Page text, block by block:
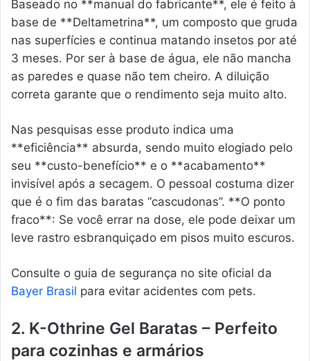
Baseado no **manual do fabricante**, ele é feito à
base de **Deltametrina**, um composto que gruda
nas superfícies e continua matando insetos por até
3 meses. Por ser à base de água, ele não mancha
as paredes e quase não tem cheiro. A diluição
correta garante que o rendimento seja muito alto.
Nas pesquisas esse produto indica uma
**eficiência** absurda, sendo muito elogiado pelo
seu **custo-benefício** e o **acabamento**
invisível após a secagem. O pessoal costuma dizer
que é o fim das baratas “cascudonas”. **O ponto
fraco**: Se você errar na dose, ele pode deixar um
leve rastro esbranquiçado em pisos muito escuros.
Consulte o guia de segurança no site oficial da
Bayer Brasil para evitar acidentes com pets.
2. K-Othrine Gel Baratas – Perfeito
para cozinhas e armários